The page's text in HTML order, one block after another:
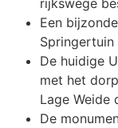
rijkswege
Een
Springertuin
De huidige
met het
Lage Weide
De